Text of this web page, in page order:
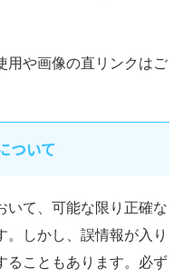
用や画像の直リンクはご
ついて
いて、可能な限り正確な
しかし、誤情報が入り
ることもあります。必ず